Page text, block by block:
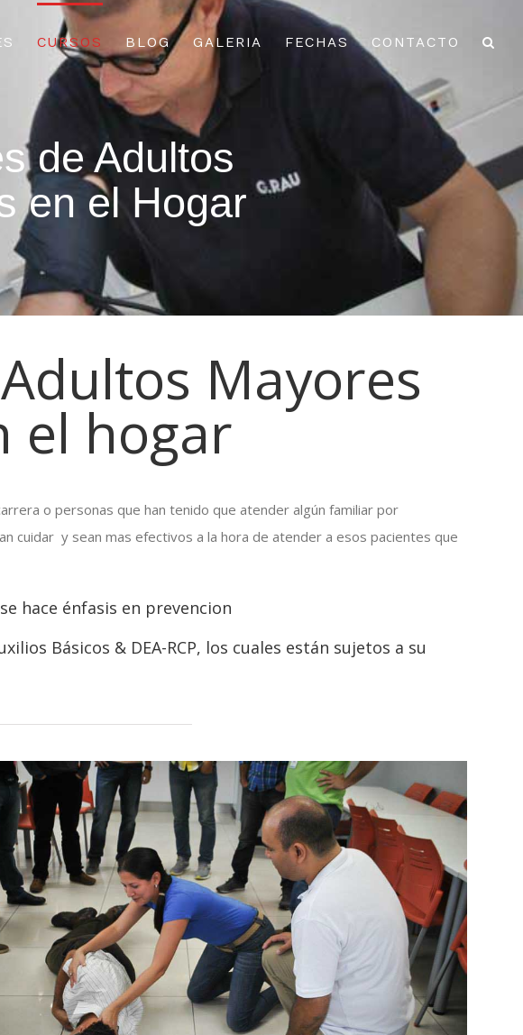
CURSOS BLOG GALERIA FECHAS CONTACTO
de Adultos
en el Hogar
Mayores
el hogar
o personas que han tenido que atender algún familiar por
cuidar y sean mas efectivos a la hora de atender a esos pacientes que
hace énfasis en prevencion
Básicos & DEA-RCP, los cuales están sujetos a su